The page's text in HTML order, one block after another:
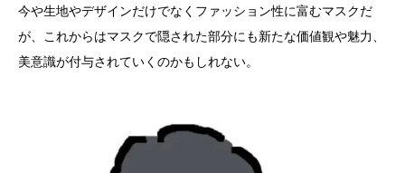
今や生地やデザインだけでなくファッション性に富むマスクだ
が、これからはマスクで隠された部分にも新たな価値観や魅力、
美意識が付与されていくのかもしれない。